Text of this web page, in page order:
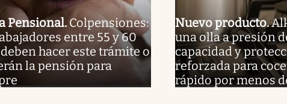
Pensional. Colpensiones:
entre 55 y 60
hacer este trámite o
la pensión para
Nuevo producto.
una olla a presión
capacidad y
reforzada para
rápido por menos